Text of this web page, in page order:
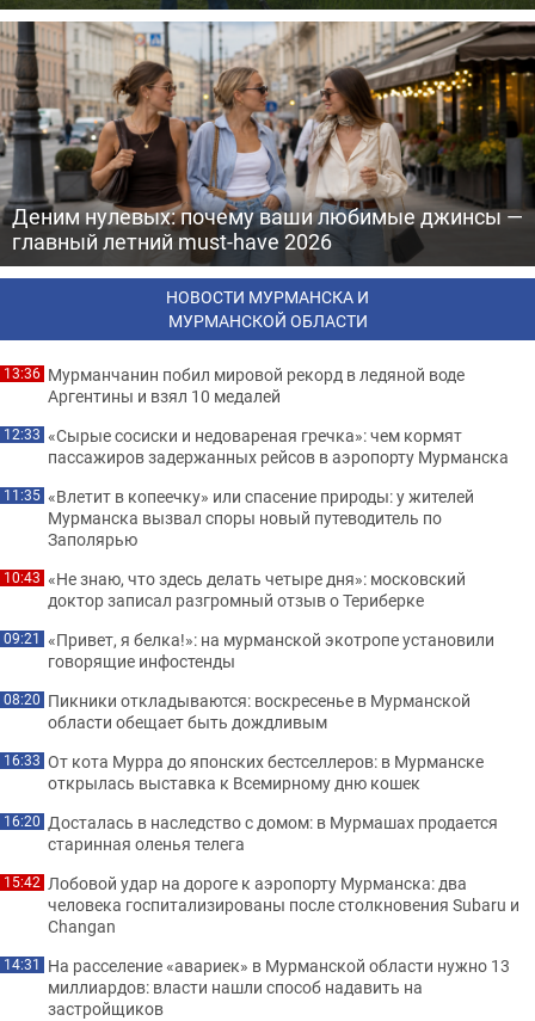
Деним нулевых: почему ваши любимые джинсы —
главный летний must-have 2026
НОВОСТИ МУРМАНСКА И
МУРМАНСКОЙ ОБЛАСТИ
13:36 Мурманчанин побил мировой рекорд в ледяной воде
Аргентины и взял 10 медалей
12:33 «Сырые сосиски и недовареная гречка»: чем кормят
пассажиров задержанных рейсов в аэропорту Мурманска
11:35 «Влетит в копеечку» или спасение природы: у жителей
Мурманска вызвал споры новый путеводитель по
Заполярью
10:43 «Не знаю, что здесь делать четыре дня»: московский
доктор записал разгромный отзыв о Териберке
09:21 «Привет, я белка!»: на мурманской экотропе установили
говорящие инфостенды
08:20 Пикники откладываются: воскресенье в Мурманской
области обещает быть дождливым
16:33 От кота Мурра до японских бестселлеров: в Мурманске
открылась выставка к Всемирному дню кошек
16:20 Досталась в наследство с домом: в Мурмашах продается
старинная оленья телега
15:42 Лобовой удар на дороге к аэропорту Мурманска: два
человека госпитализированы после столкновения Subaru и
Changan
14:31 На расселение «авариек» в Мурманской области нужно 13
миллиардов: власти нашли способ надавить на
застройщиков